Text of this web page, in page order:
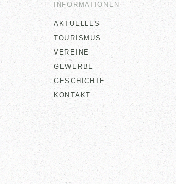
INFORMATIONEN
AKTUELLES
TOURISMUS
VEREINE
GEWERBE
GESCHICHTE
KONTAKT